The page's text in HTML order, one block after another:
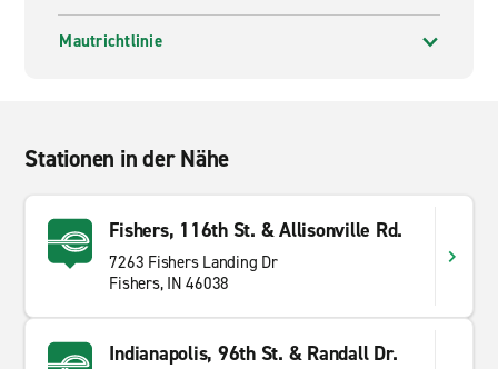
Mautrichtlinie
Stationen in der Nähe
Fishers, 116th St. & Allisonville Rd.
7263 Fishers Landing Dr
Fishers, IN 46038
Indianapolis, 96th St. & Randall Dr.